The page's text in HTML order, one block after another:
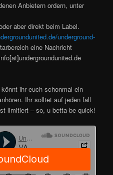
Anbietern ordern, unter
aber direkt beim Label.
underground-
eine Nachricht
ihr euch schonmal ein
Ihr solltet auf jeden fall
limitiert – so, u betta be quick!